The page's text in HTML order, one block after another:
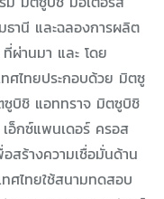
ธานี และฉลองการผลิต
ผ่านมา และ โดย
ศไทยประกอบด้วย มิตซู
ซูบิชิ แอททราจ มิตซูบิชิ
อ็กซ์แพนเดอร์ ครอส
สร้างความเชื่อมั่นด้าน
ศไทยใช้สนามทดสอบ